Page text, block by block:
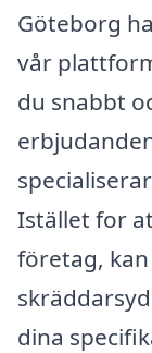
Göteborg
vår
du snabbt
Istället for
företag,
dina